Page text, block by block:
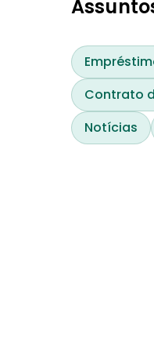
Contrato
Notícias